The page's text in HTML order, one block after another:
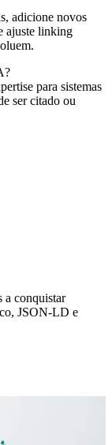
adicione novos
ajuste linking
para sistemas
ser citado ou
conquistar
JSON-LD e